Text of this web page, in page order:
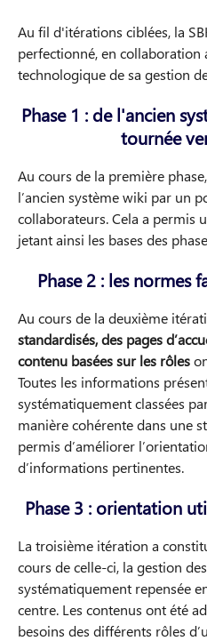
Au fil d'itérations ciblées, la
perfectionné, en collaboration
technologique de sa gestion
Phase 1 : de l'ancien
tournée
Au cours de la première
l’ancien système wiki par un
collaborateurs. Cela a permis
jetant ainsi les bases des
Phase 2 : les normes
Au cours de la deuxième
standardisés, des pages
contenu basées sur les rôles
Toutes les informations
systématiquement classées
manière cohérente dans une
permis d’améliorer
d’informations pertinentes.
Phase 3 : orientation
La troisième itération a
cours de celle-ci, la gestion
systématiquement repensée
centre. Les contenus ont été
besoins des différents rôles